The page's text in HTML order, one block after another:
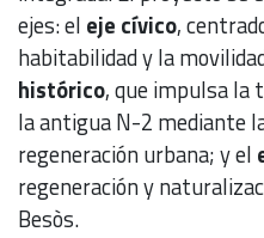
ejes: el eje cívico,
habitabilidad y la
histórico, que impulsa la
la antigua N-2 mediante
regeneración urbana; y el
regeneración y
Besòs.